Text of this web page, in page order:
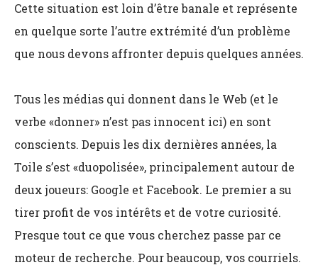
Cette situation est loin d’être banale et représente
en quelque sorte l’autre extrémité d’un problème
que nous devons affronter depuis quelques années.
Tous les médias qui donnent dans le Web (et le
verbe «donner» n’est pas innocent ici) en sont
conscients. Depuis les dix dernières années, la
Toile s’est «duopolisée», principalement autour de
deux joueurs: Google et Facebook. Le premier a su
tirer profit de vos intérêts et de votre curiosité.
Presque tout ce que vous cherchez passe par ce
moteur de recherche. Pour beaucoup, vos courriels.